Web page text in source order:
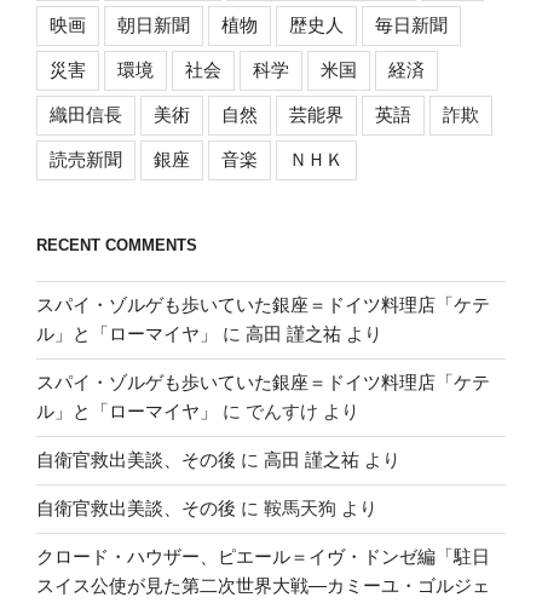
映画 朝日新聞 植物 歴史人 毎日新聞
災害 環境 社会 科学 米国 経済
織田信長 美術 自然 芸能界 英語 詐欺
読売新聞 銀座 音楽 ＮＨＫ
RECENT COMMENTS
スパイ・ゾルゲも歩いていた銀座＝ドイツ料理店「ケテ
ル」と「ローマイヤ」
に 高田 謹之祐 より
スパイ・ゾルゲも歩いていた銀座＝ドイツ料理店「ケテ
ル」と「ローマイヤ」
に でんすけ より
自衛官救出美談、その後 に 高田 謹之祐 より
自衛官救出美談、その後 に 鞍馬天狗 より
クロード・ハウザー、ピエール＝イヴ・ドンゼ編「駐日
スイス公使が見た第二次世界大戦―カミーユ・ゴルジェ